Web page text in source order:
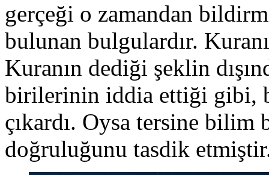
gerçeği o zamandan
bulunan bulgulardır.
Kuranın dediği şeklin
birilerinin iddia ettiği gibi,
çıkardı. Oysa tersine bilim
doğruluğunu tasdik